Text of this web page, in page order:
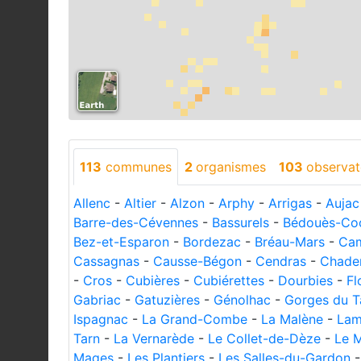
113 communes 2 organismes 103
Allenc - Altier - Alzon - Arphy - Arrigas - Aujac
Barre-des-Cévennes - Bassurels - Bédouès-
Bez-et-Esparon - Bordezac - Bréau-Mars -
Cassagnas - Causse-Bégon - Cendras -
- Cros - Cubières - Cubiérettes - Dourbies -
Gabriac - Gatuzières - Génolhac - Gorges du
Ispagnac - La Grand-Combe - La Malène -
Tarn - La Vernarède - Le Collet-de-Dèze - Le
Mages - Les Plantiers - Les Salles-du-Gardon